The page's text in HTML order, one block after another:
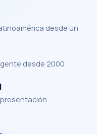
desde un
desde 2000: